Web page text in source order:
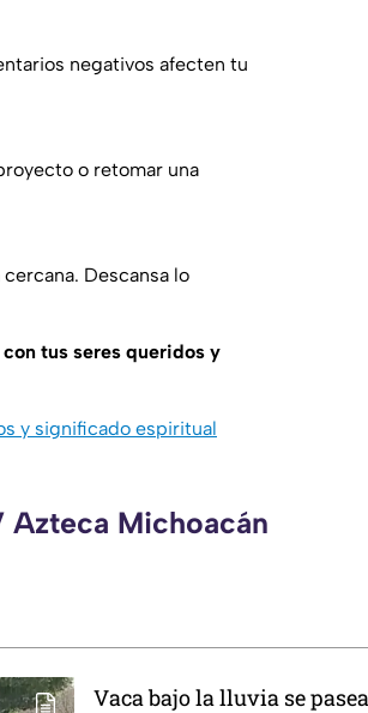
negativos afecten tu
o retomar una
Descansa lo
tus seres queridos y
y significado espiritual
Azteca Michoacán
Vaca bajo la lluvia se